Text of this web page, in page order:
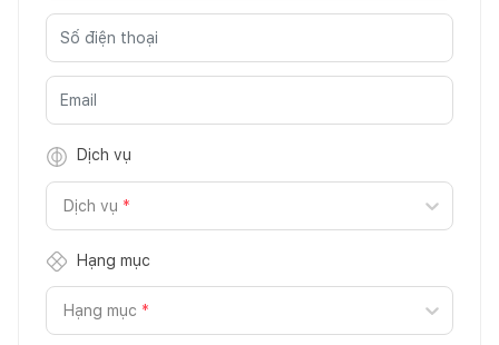
Dịch vụ
Dịch vụ *
Hạng mục
Hạng mục *